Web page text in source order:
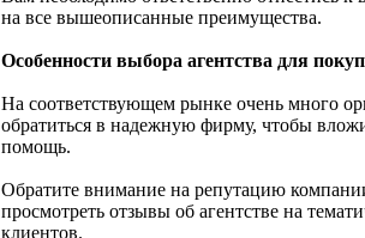
на все вышеописанные преимущества.
Особенности выбора агентства для
На соответствующем рынке очень много
обратиться в надежную фирму, чтобы
помощь.
Обратите внимание на репутацию
просмотреть отзывы об агентстве на
клиентов.